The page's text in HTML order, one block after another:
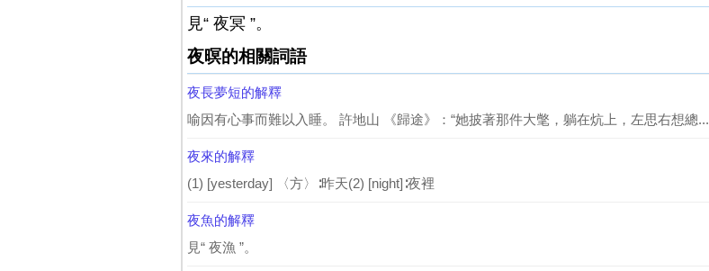
見“ 夜冥 ”。
夜暝的相關詞語
夜長夢短的解釋
喻因有心事而難以入睡。 許地山 《歸途》：“她披著那件大氅，躺在炕上，左思右想總...
夜來的解釋
(1) [yesterday] 〈方〉∶昨天(2) [night]∶夜裡
夜魚的解釋
見“ 夜漁 ”。